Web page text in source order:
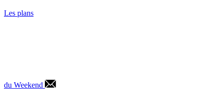
Les plans
du Weekend